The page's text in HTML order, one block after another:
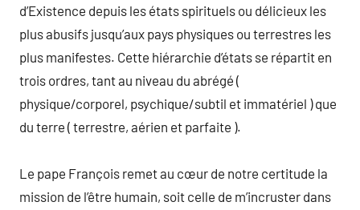
d’Existence depuis les états spirituels ou délicieux les
plus abusifs jusqu’aux pays physiques ou terrestres les
plus manifestes. Cette hiérarchie d’états se répartit en
trois ordres, tant au niveau du abrégé (
physique/corporel, psychique/subtil et immatériel ) que
du terre ( terrestre, aérien et parfaite ).
Le pape François remet au cœur de notre certitude la
mission de l’être humain, soit celle de m’incruster dans